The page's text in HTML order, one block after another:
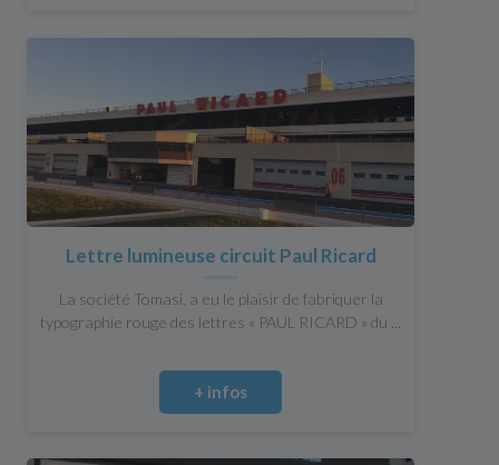
Lettre lumineuse circuit Paul Ricard
La société Tomasi, a eu le plaisir de fabriquer la
typographie rouge des lettres « PAUL RICARD » du ...
+ infos